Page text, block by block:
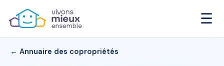
☰
← Annuaire des copropriétés